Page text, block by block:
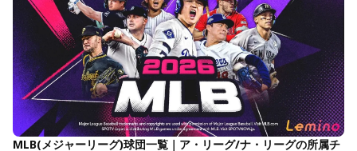
MLB(メジャーリーグ)球団一覧｜ア・リーグ/ナ・リーグの所属チ